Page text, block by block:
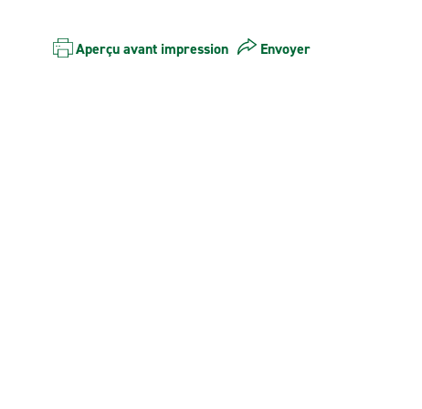
Aperçu avant impression Envoyer